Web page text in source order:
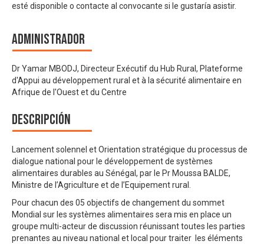
esté disponible o contacte al convocante si le gustaría asistir.
Administrador
Dr Yamar MBODJ, Directeur Exécutif du Hub Rural, Plateforme
d'Appui au développement rural et à la sécurité alimentaire en
Afrique de l'Ouest et du Centre
Descripción
Lancement solennel et Orientation stratégique du processus de
dialogue national pour le développement de systèmes
alimentaires durables au Sénégal, par le Pr Moussa BALDE,
Ministre de l’Agriculture et de l’Equipement rural.
Pour chacun des 05 objectifs de changement du sommet
Mondial sur les systèmes alimentaires sera mis en place un
groupe multi-acteur de discussion réunissant toutes les parties
prenantes au niveau national et local pour traiter les éléments